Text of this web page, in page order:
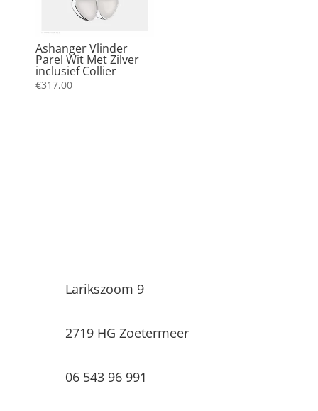
Ashanger Vlinder
Parel Wit Met Zilver
inclusief Collier
€317,00
Larikszoom 9
2719 HG Zoetermeer
06 543 96 991